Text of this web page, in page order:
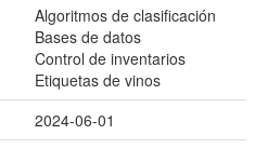
Algoritmos de clasificación
Bases de datos
Control de inventarios
Etiquetas de vinos
2024-06-01